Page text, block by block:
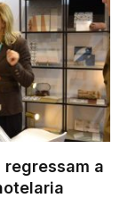
regressam a